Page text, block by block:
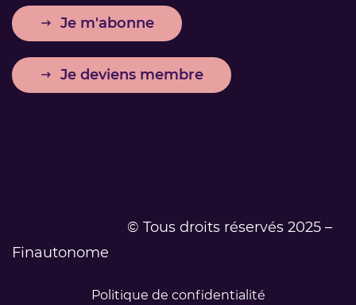
Je m'abonne
Je deviens membre
© Tous droits réservés 2025 –
Finautonome
Politique de confidentialité